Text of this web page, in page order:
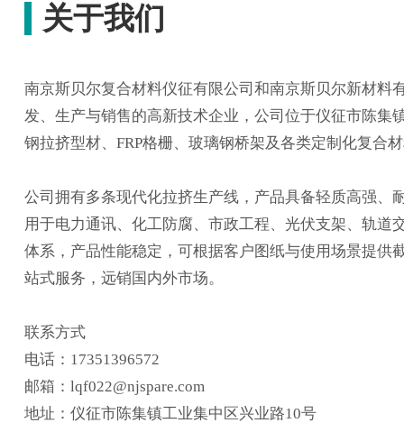
关于我们
南京斯贝尔复合材料仪征有限公司和南京斯贝尔新材料
发、生产与销售的高新技术企业，公司位于仪征市陈集
钢拉挤型材、FRP格栅、玻璃钢桥架及各类定制化复合
公司拥有多条现代化拉挤生产线，产品具备轻质高强、
用于电力通讯、化工防腐、市政工程、光伏支架、轨道
体系，产品性能稳定，可根据客户图纸与使用场景提供
站式服务，远销国内外市场。
联系方式
电话：17351396572
邮箱：lqf022@njspare.com
地址：仪征市陈集镇工业集中区兴业路10号